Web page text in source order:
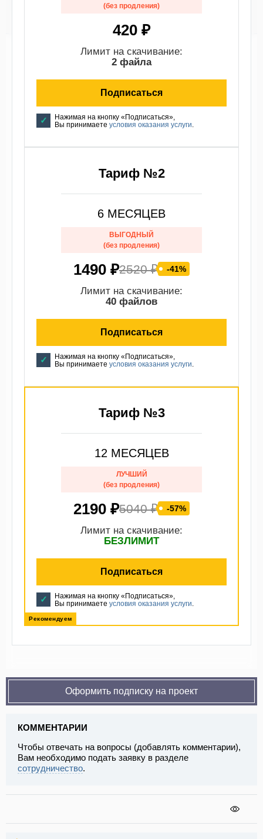
(без продления)
420 ₽
Лимит на скачивание:
2 файла
Подписаться
Нажимая на кнопку «Подписаться»,
Вы принимаете условия оказания услуги.
Тариф №2
6 МЕСЯЦЕВ
ВЫГОДНЫЙ
(без продления)
1490 ₽2520 ₽ -41%
Лимит на скачивание:
40 файлов
Подписаться
Нажимая на кнопку «Подписаться»,
Вы принимаете условия оказания услуги.
Тариф №3
12 МЕСЯЦЕВ
ЛУЧШИЙ
(без продления)
2190 ₽5040 ₽ -57%
Лимит на скачивание:
БЕЗЛИМИТ
Подписаться
Нажимая на кнопку «Подписаться»,
Вы принимаете условия оказания услуги.
Рекомендуем
Оформить подписку на проект
КОММЕНТАРИИ
Чтобы отвечать на вопросы (добавлять комментарии),
Вам необходимо подать заявку в разделе
сотрудничество.